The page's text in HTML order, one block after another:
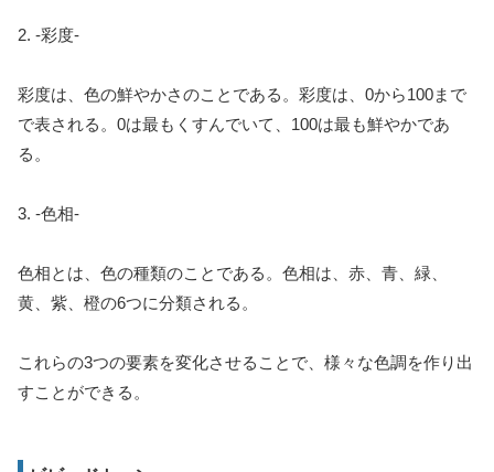
2. -彩度-
彩度は、色の鮮やかさのことである。彩度は、0から100まで
で表される。0は最もくすんでいて、100は最も鮮やかであ
る。
3. -色相-
色相とは、色の種類のことである。色相は、赤、青、緑、
黄、紫、橙の6つに分類される。
これらの3つの要素を変化させることで、様々な色調を作り出
すことができる。